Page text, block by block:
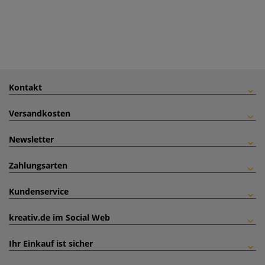
Kontakt
Versandkosten
Newsletter
Zahlungsarten
Kundenservice
kreativ.de im Social Web
Ihr Einkauf ist sicher